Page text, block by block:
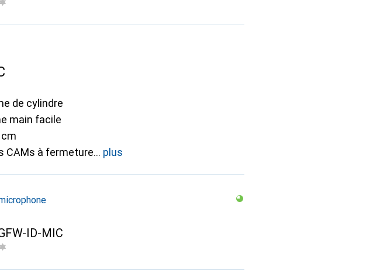
de cylindre
main facile
CAMs à fermeture
plus
ID-MIC